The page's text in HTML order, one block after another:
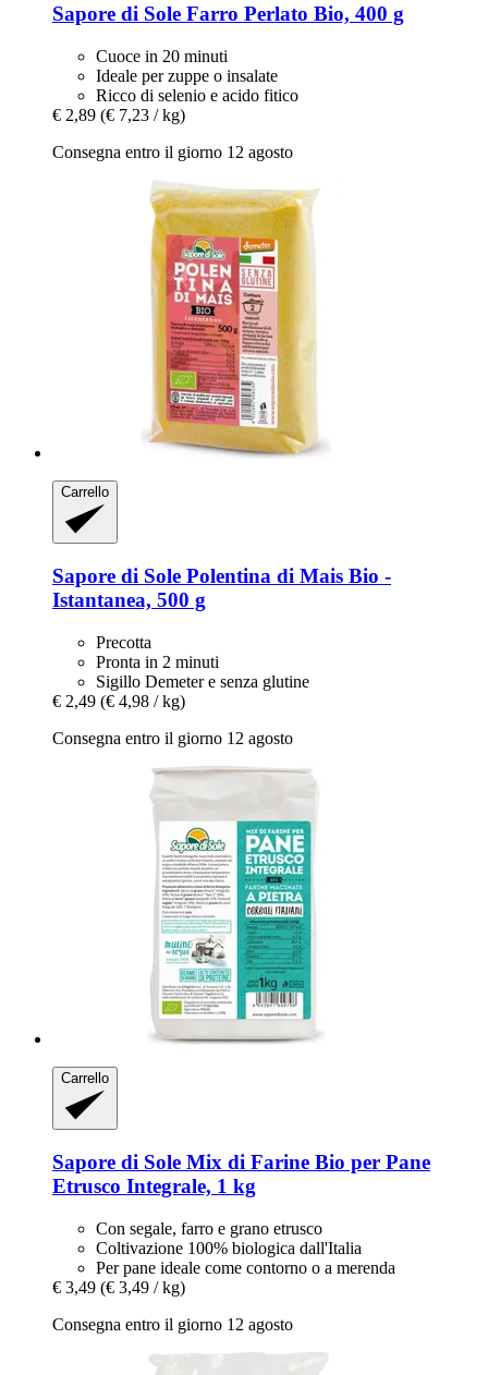
Sapore di Sole Farro Perlato Bio, 400 g
Cuoce in 20 minuti
Ideale per zuppe o insalate
Ricco di selenio e acido fitico
€ 2,89 (€ 7,23 / kg)
Consegna entro il giorno 12 agosto
Carrello
Sapore di Sole Polentina di Mais Bio -​
Istantanea, 500 g
Precotta
Pronta in 2 minuti
Sigillo Demeter e senza glutine
€ 2,49 (€ 4,98 / kg)
Consegna entro il giorno 12 agosto
Carrello
Sapore di Sole Mix di Farine Bio per Pane
Etrusco Integrale, 1 kg
Con segale, farro e grano etrusco
Coltivazione 100% biologica dall'Italia
Per pane ideale come contorno o a merenda
€ 3,49 (€ 3,49 / kg)
Consegna entro il giorno 12 agosto